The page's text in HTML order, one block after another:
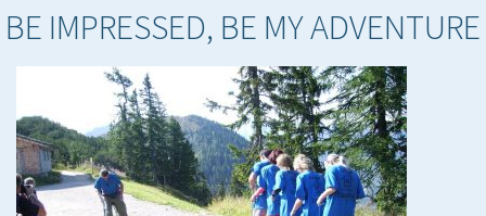
BE IMPRESSED, BE MY ADVENTURE